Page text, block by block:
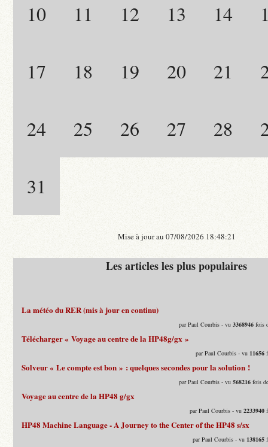
10 11 12 13 14
17 18 19 20 21
24 25 26 27 28
31
Mise à jour au 07/08/2026 18:48:21
Les articles les plus populaires
La météo du RER (mis à jour en continu)
par Paul Courbis - vu3368946 fois
Télécharger « Voyage au centre de la HP48g/gx »
par Paul Courbis - vu 11656
Solveur « Le compte est bon » : quelques secondes pour la solution !
par Paul Courbis - vu568216 fois
Voyage au centre de la HP48 g/gx
par Paul Courbis - vu2233940
HP48 Machine Language - A Journey to the Center of the HP48 s/sx
par Paul Courbis - vu 138165